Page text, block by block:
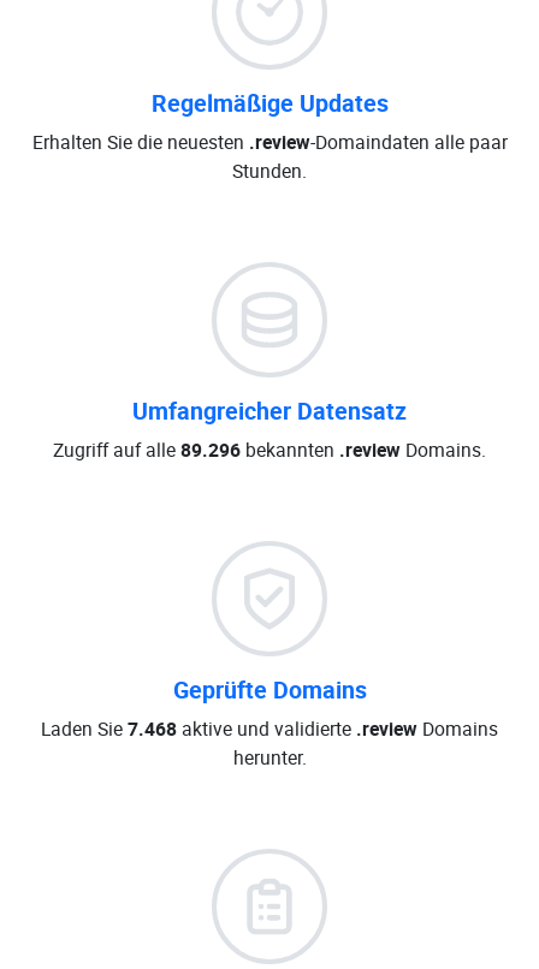
Regelmäßige Updates
Erhalten Sie die neuesten .review-Domaindaten alle paar
Stunden.
Umfangreicher Datensatz
Zugriff auf alle89.296 bekannten .review Domains.
Geprüfte Domains
Laden Sie7.468 aktive und validierte .review Domains
herunter.